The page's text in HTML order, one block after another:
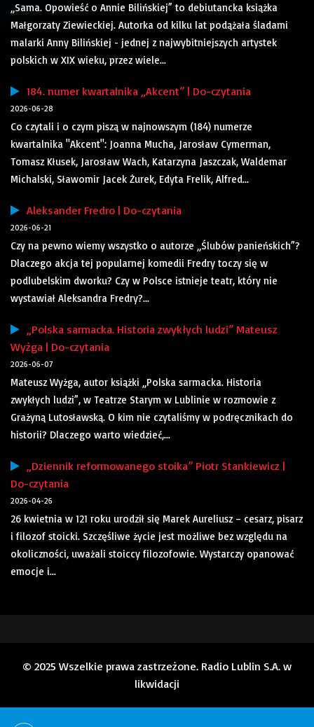
„Sama. Opowieść o Annie Bilińskiej” to debiutancka książka
Małgorzaty Ziewieckiej. Autorka od kilku lat podążała śladami
malarki Anny Bilińskiej - jednej z najwybitniejszych artystek
polskich w XIX wieku, przez wiele...
184. numer kwartalnika „Akcent” | Do-czytania
2026-06-28
Co czytali i o czym piszą w najnowszym (184) numerze
kwartalnika "Akcent": Joanna Mucha, Jarosław Cymerman,
Tomasz Kłusek, Jarosław Wach, Katarzyna Jaszczak, Waldemar
Michalski, Sławomir Jacek Żurek, Edyta Frelik, Alfred...
Aleksander Fredro | Do-czytania
2026-06-21
Czy na pewno wiemy wszystko o autorze „Ślubów panieńskich”?
Dlaczego akcja tej popularnej komedii Fredry toczy się w
podlubelskim dworku? Czy w Polsce istnieje teatr, który nie
wystawiał Aleksandra Fredry?...
„Polska sarmacka. Historia zwykłych ludzi” Mateusz
Wyżga | Do-czytania
2026-06-07
Mateusz Wyżga, autor książki „Polska sarmacka. Historia
zwykłych ludzi”, w Teatrze Starym w Lublinie w rozmowie z
Grażyną Lutosławską. O kim nie czytaliśmy w podręcznikach do
historii? Dlaczego warto wiedzieć,...
„Dziennik reformowanego stoika” Piotr Stankiewicz |
Do-czytania
2026-04-26
26 kwietnia w 121 roku urodził się Marek Aureliusz – cesarz, pisarz
i filozof stoicki. Szczęśliwe życie jest możliwe bez względu na
okoliczności, uważali stoiccy filozofowie. Wystarczy opanować
emocje i...
© 2025 Wszelkie prawa zastrzeżone. Radio Lublin S.A. w
likwidacji